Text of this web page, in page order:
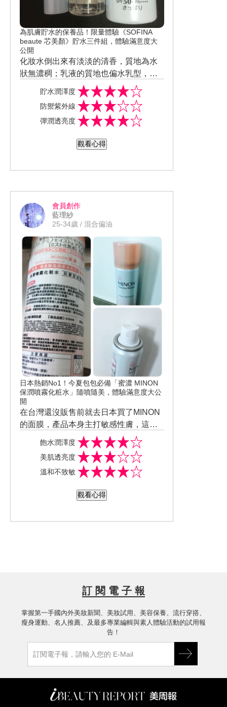
為肌膚貯水的保養品！限量體驗《SOFINA
beaute 芯美顏》貯水三件組，體驗滿意度大
公開
化妝水倒出來有淡淡的清香，質地為水
狀無濃稠；乳液的質地也偏水乳型，皮
膚擦上一層後，不會有黏膩厚重感，卻
讓肌膚有一層保護的感覺，適合夏天及
油性膚質。最後防曬是夏天必備的產
品，擁有高係數卻很清爽，也不會照成
貯水潤澤度
防禦紫外線
彈潤透亮度
觀看心得
會員創作
藍理紗
25-34歲 / 混合偏油
日本熱銷No1！今夏包包必備「蜜濃 MINON
保潤噴霧化粧水」隨噴隨美，體驗滿意度大公
開
在台灣還沒販售前就去日本買了MINON
的面膜，產品本身主打敏感性膚，這次
能有機會試用保潤噴霧化粧水覺得超開
心的。 保潤噴霧化粧水很適合炎熱的夏
天和冷氣房的辦公室，攜帶很方便隨時
都可以使用。 這次特別在曬完太陽和清
和舒緩的效果，不會有刺癢不舒服的感
皮膚失去水分的時候馬上拿起來使用瞬
飽水潤澤度
美肌透亮度
溫和不致敏
觀看心得
訂 閱 電 子 報
掌握第一手國內外美妝新聞、美妝試用、美容保養、流行穿搭、
瘦身運動、名人推薦、及最多專業編輯與素人體驗活動的試用報
告！